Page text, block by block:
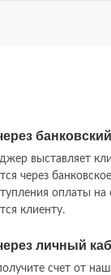
выставляет
через
оплаты на
клиенту.
личный
счет от